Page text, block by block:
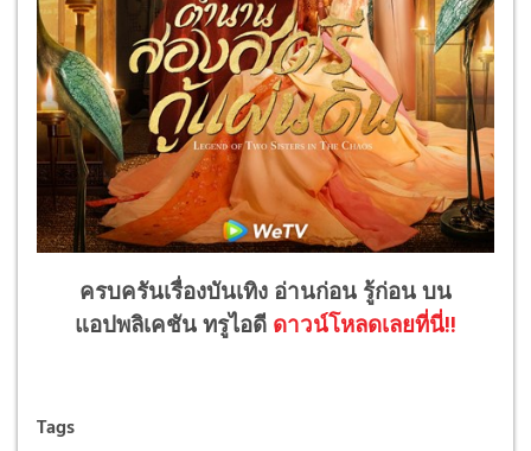
ครบครันเรื่องบันเทิง อ่านก่อน รู้ก่อน บน
แอปพลิเคชัน ทรูไอดี ดาวน์โหลดเลยที่นี่!!
Tags